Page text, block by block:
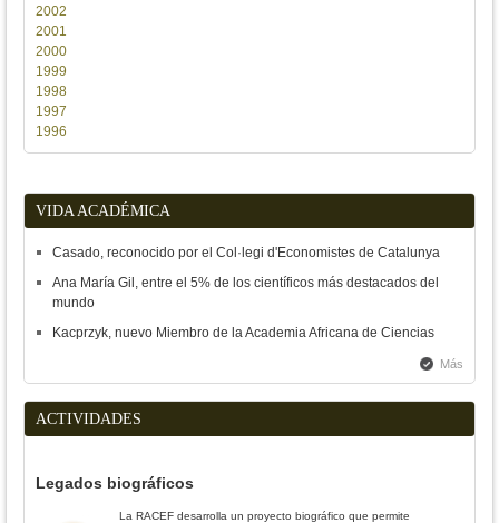
2002
2001
2000
1999
1998
1997
1996
VIDA ACADÉMICA
Casado, reconocido por el Col·legi d'Economistes de Catalunya
Ana María Gil, entre el 5% de los científicos más destacados del
mundo
Kacprzyk, nuevo Miembro de la Academia Africana de Ciencias
Más
ACTIVIDADES
Legados biográficos
La RACEF desarrolla un proyecto biográfico que permite